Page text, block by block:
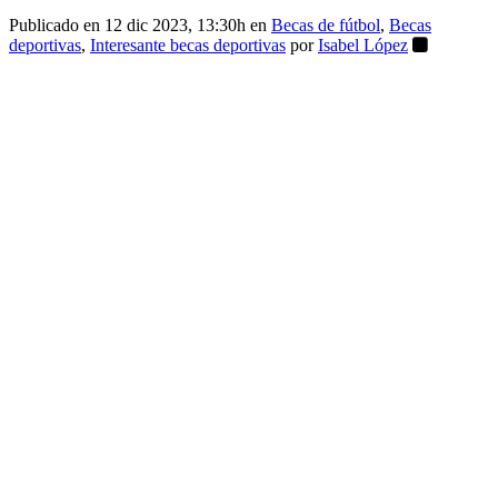
Publicado en 12 dic 2023, 13:30h en Becas de fútbol, Becas
deportivas, Interesante becas deportivas porIsabel López